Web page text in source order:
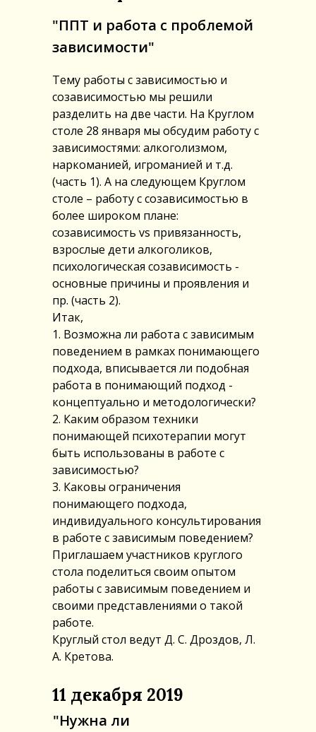
"ППТ и работа с проблемой
зависимости"
Тему работы с зависимостью и
созависимостью мы решили
разделить на две части. На Круглом
столе 28 января мы обсудим работу с
зависимостями: алкоголизмом,
наркоманией, игроманией и т.д.
(часть 1). А на следующем Круглом
столе – работу с созависимостью в
более широком плане:
созависимость vs привязанность,
взрослые дети алкоголиков,
психологическая созависимость -
основные причины и проявления и
пр. (часть 2).
Итак,
1. Возможна ли работа с зависимым
поведением в рамках понимающего
подхода, вписывается ли подобная
работа в понимающий подход -
концептуально и методологически?
2. Каким образом техники
понимающей психотерапии могут
быть использованы в работе с
зависимостью?
3. Каковы ограничения
понимающего подхода,
индивидуального консультирования
в работе с зависимым поведением?
Приглашаем участников круглого
стола поделиться своим опытом
работы с зависимым поведением и
своими представлениями о такой
работе.
Круглый стол ведут Д. С. Дроздов, Л.
А. Кретова.
11 декабря 2019
"Нужна ли